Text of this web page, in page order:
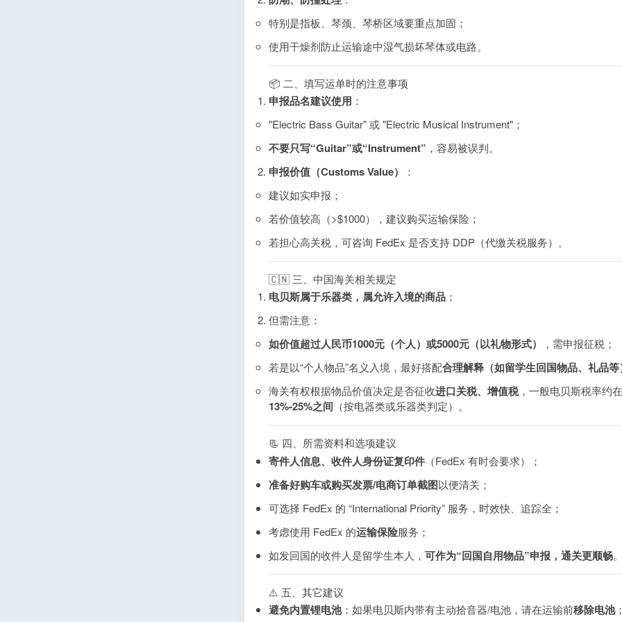
特别是指板、琴颈、琴桥区域要重点加固；
使用干燥剂防止运输途中湿气损坏琴体或电路。
📦 二、填写运单时的注意事项
申报品名建议使用 ：
"Electric Bass Guitar" 或 "Electric Musical Instrument"；
不要只写“Guitar”或“Instrument” ，容易被误判。
申报价值（Customs Value）
：
建议如实申报；
若价值较高（>$1000），建议购买运输保险；
若担心高关税，可咨询 FedEx 是否支持 DDP（代缴关税服务）。
🇨🇳 三、中国海关相关规定
电贝斯属于乐器类，属允许入境的商品 ；
但需注意：
如价值超过人民币1000元（个人）或5000元（以礼物形式）
，需申报征税；
若是以“个人物品”名义入境，最好搭配合理解释（如留学生回国物品、礼品等
海关有权根据物品价值决定是否征收进口关税、增值税，一般电贝斯税率约在
13%-25%之间 （按电器类或乐器类判定）。
📃 四、所需资料和选项建议
寄件人信息、收件人身份证复印件 （FedEx 有时会要求）；
准备好购车或购买发票/电商订单截图以便清关；
可选择 FedEx 的 “International Priority” 服务，时效快、追踪全；
考虑使用 FedEx 的运输保险服务；
如发回国的收件人是留学生本人， 可作为“回国自用物品”申报，通关更顺畅。
⚠️ 五、其它建议
避免内置锂电池：如果电贝斯内带有主动拾音器/电池，请在运输前移除电池；